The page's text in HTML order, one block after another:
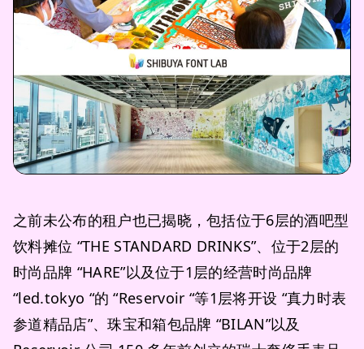
之前未公布的租户也已揭晓，包括位于6层的酒吧型
饮料摊位 “THE STANDARD DRINKS”、位于2层的
时尚品牌 “HARE”以及位于1层的经营时尚品牌
“led.tokyo “的 “Reservoir “等1层将开设 “真力时表
参道精品店”、珠宝和箱包品牌 “BILAN”以及